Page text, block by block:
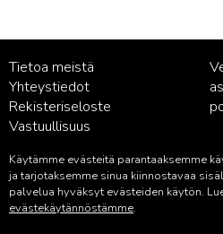
Tietoa meistä
Yhteystiedot
Rekisteriseloste
Vastuullisuus
Kustantamon asiakaspalvelu:
palvelu@readme.fi
Käytämme evästeitä parantaaksemme
ja tarjotaksemme sinua kiinnostavaa
palvelua hyväksyt evästeiden käytön.
evästekäytännöstämme.